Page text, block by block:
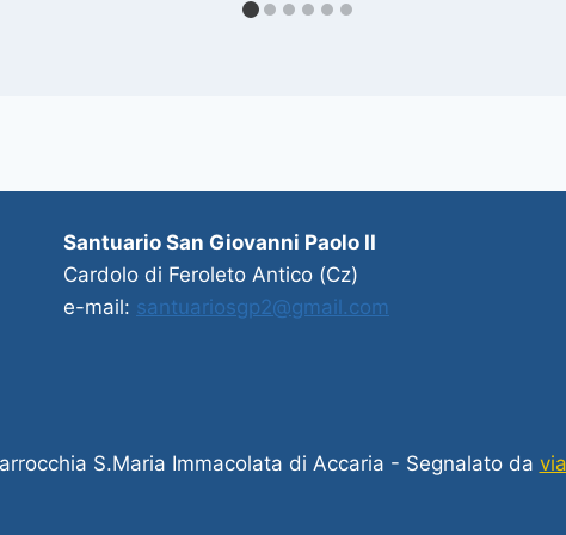
Santuario San Giovanni Paolo II
Cardolo di Feroleto Antico (Cz)
e-mail: santuariosgp2@gmail.com
S.Maria Immacolata di Accaria - Segnalato da